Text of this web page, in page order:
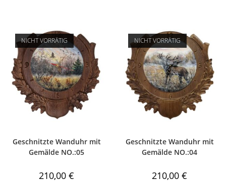
NICHT VORRÄTIG
Geschnitzte Wanduhr mit
Gemälde NO.:05
210,00 €
NICHT VORRÄTIG
Geschnitzte Wanduhr mit
Gemälde NO.:04
210,00 €